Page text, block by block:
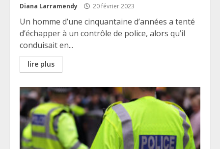
Diana Larramendy 20 février 2023
Un homme d’une cinquantaine d’années a tenté
d’échapper à un contrôle de police, alors qu’il
conduisait en...
lire plus